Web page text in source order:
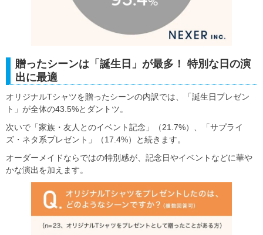
贈ったシーンは「誕生日」が最多！ 特別な日の演
出に最適
オリジナルTシャツを贈ったシーンの内訳では、「誕生日プレゼン
ト」が全体の43.5%とダントツ。
次いで「家族・友人とのイベント記念」（21.7%）、「サプライ
ズ・ネタ系プレゼント」（17.4%）と続きます。
オーダーメイドならではの特別感が、記念日やイベントなどに華や
かな演出を加えます。